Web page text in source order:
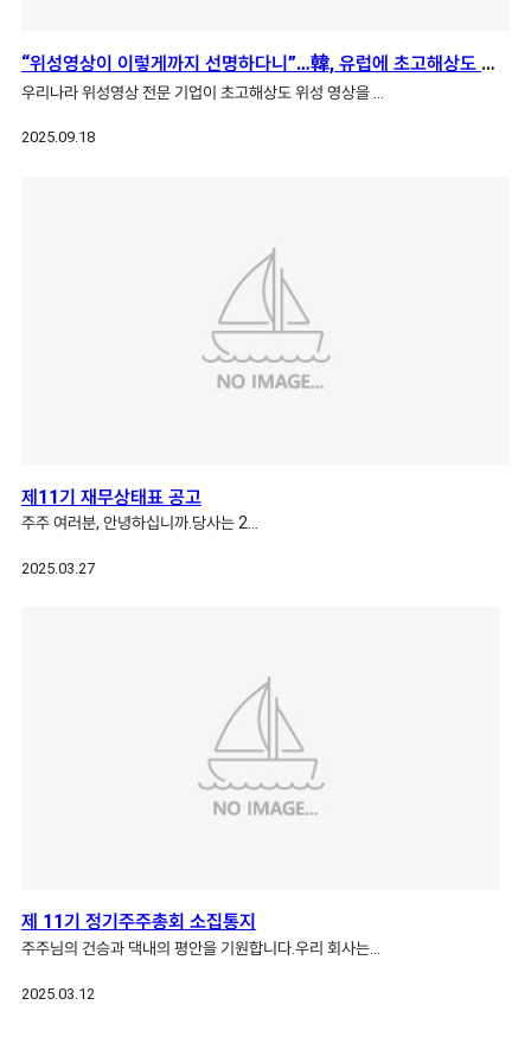
“위성영상이 이렇게까지 선명하다니”…韓, 유럽에 초고해상도 영상 제공
우리나라 위성영상 전문 기업이 초고해상도 위성 영상을 …
2025.09.18
제11기 재무상태표 공고
주주 여러분, 안녕하십니까.당사는 2…
2025.03.27
제 11기 정기주주총회 소집통지
주주님의 건승과 댁내의 평안을 기원합니다.우리 회사는…
2025.03.12